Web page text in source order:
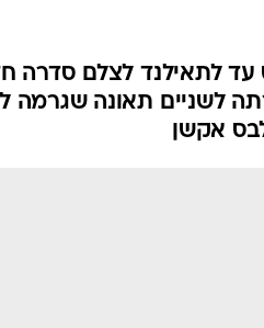
לתאילנד לצלם סדרה
לשניים תאונה שגרמה
אקשן